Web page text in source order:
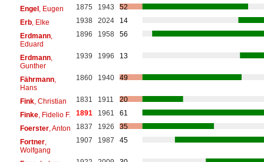
Engel, Eugen 1875 1943
52
Erb, Elke 1938 2024
14
Erdmann,
Eduard
1896 1958 56
Erdmann,
Gunther
1939 1996 13
Fährmann,
Hans
1860 1940 49
Fink, Christian 1831 1911
20
Finke, Fidelio F. 1891 1961
61
Foerster, Anton 1837 1926
35
Fortner,
Wolfgang
1907 1987 45